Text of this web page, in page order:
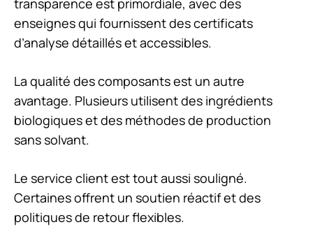
transparence est primordiale, avec des
enseignes qui fournissent des certificats
d’analyse détaillés et accessibles.
La qualité des composants est un autre
avantage. Plusieurs utilisent des ingrédients
biologiques et des méthodes de production
sans solvant.
Le service client est tout aussi souligné.
Certaines offrent un soutien réactif et des
politiques de retour flexibles.